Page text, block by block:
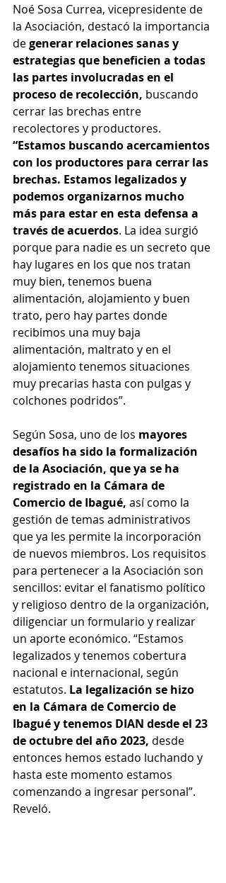
Noé Sosa Currea, vicepresidente de
la Asociación, destacó la importancia
de generar relaciones sanas y
estrategias que beneficien a todas
las partes involucradas en el
proceso de recolección, buscando
cerrar las brechas entre
recolectores y productores.
“Estamos buscando acercamientos
con los productores para cerrar las
brechas. Estamos legalizados y
podemos organizarnos mucho
más para estar en esta defensa a
través de acuerdos. La idea surgió
porque para nadie es un secreto que
hay lugares en los que nos tratan
muy bien, tenemos buena
alimentación, alojamiento y buen
trato, pero hay partes donde
recibimos una muy baja
alimentación, maltrato y en el
alojamiento tenemos situaciones
muy precarias hasta con pulgas y
colchones podridos”.
Según Sosa, uno de los mayores
desafíos ha sido la formalización
de la Asociación, que ya se ha
registrado en la Cámara de
Comercio de Ibagué, así como la
gestión de temas administrativos
que ya les permite la incorporación
de nuevos miembros. Los requisitos
para pertenecer a la Asociación son
sencillos: evitar el fanatismo político
y religioso dentro de la organización,
diligenciar un formulario y realizar
un aporte económico. “Estamos
legalizados y tenemos cobertura
nacional e internacional, según
estatutos. La legalización se hizo
en la Cámara de Comercio de
Ibagué y tenemos DIAN desde el 23
de octubre del año 2023, desde
entonces hemos estado luchando y
hasta este momento estamos
comenzando a ingresar personal”.
Reveló.